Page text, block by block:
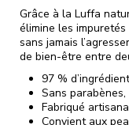
Grâce à la Luffa
élimine les
sans jamais
de bien-être entre
97 %
Sans
Fabriqué
Convient aux